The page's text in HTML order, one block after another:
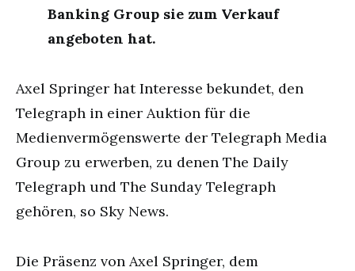
Banking Group sie zum Verkauf
angeboten hat.
Axel Springer hat Interesse bekundet, den
Telegraph in einer Auktion für die
Medienvermögenswerte der Telegraph Media
Group zu erwerben, zu denen The Daily
Telegraph und The Sunday Telegraph
gehören, so Sky News.
Die Präsenz von Axel Springer, dem